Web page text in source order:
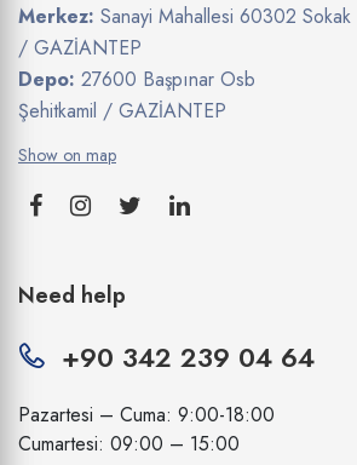
Merkez: Sanayi Mahallesi 60302
/ GAZİANTEP
Depo: 27600 Başpınar Osb
Şehitkamil / GAZİANTEP
Show on map
Need help
+90 342 239 04 64
Pazartesi – Cuma: 9:00-18:00
Cumartesi: 09:00 – 15:00